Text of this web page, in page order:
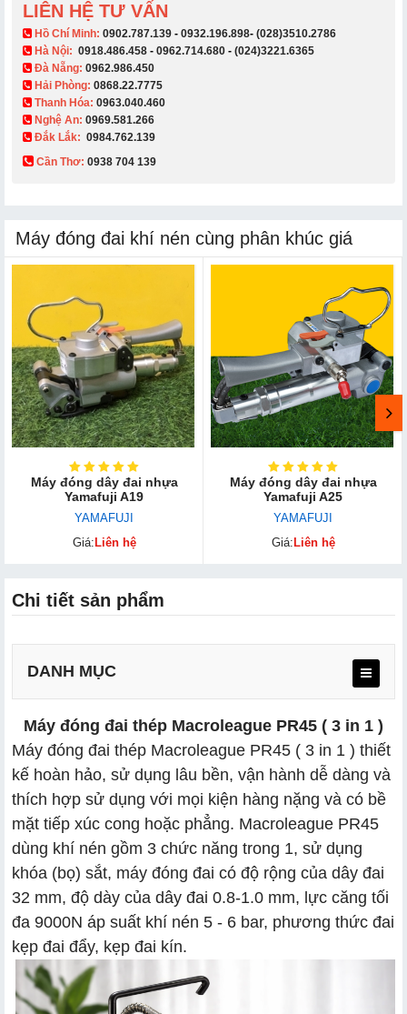
LIÊN HỆ TƯ VẤN
​ Hồ Chí Minh: 0902.787.139 - 0932.196.898- (028)3510.2786
Hà Nội: 0918.486.458 - 0962.714.680 - (024)3221.6365
Đà Nẵng: 0962.986.450
Hải Phòng: 0868.22.7775
Thanh Hóa: 0963.040.460
Nghệ An: 0969.581.266
Đắk Lắk: 0984.762.139
Cần Thơ: 0938 704 139​
Máy đóng đai khí nén cùng phân khúc giá
Máy đóng dây đai nhựa
Yamafuji A19
YAMAFUJI
Giá: Liên hệ
Máy đóng dây đai nhựa
Yamafu​ji A25
YAMAFUJI
Giá: Liên hệ
Chi tiết sản phẩm
DANH MỤC
Máy đóng đai thép Macroleague PR45 ( 3 in 1 )
Máy đóng đai thép Macroleague PR45 ( 3 in 1 ) thiết
kế hoàn hảo, sử dụng lâu bền, vận hành dễ dàng và
thích hợp sử dụng với mọi kiện hàng nặng và có bề
mặt tiếp xúc cong hoặc phẳng. Macroleague PR45
dùng khí nén gồm 3 chức năng trong 1, sử dụng
khóa (bọ) sắt, máy đóng đai có độ rộng của dây đai
32 mm, độ dày của dây đai 0.8-1.0 mm, lực căng tối
đa 9000N áp suất khí nén 5 - 6 bar, phương thức đai
kẹp đai đẩy, kẹp đai kín.